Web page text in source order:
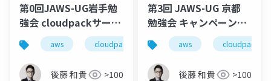
第0回JAWS-UG岩手勉
強会 cloudpackサービ
ス紹介 aws cloudpack
後藤 和貴 >100
第3回 JAWS-UG 京都
勉強会 キャンペーンサ
イト事例紹介
aws cloudpack
後藤 和貴 >100